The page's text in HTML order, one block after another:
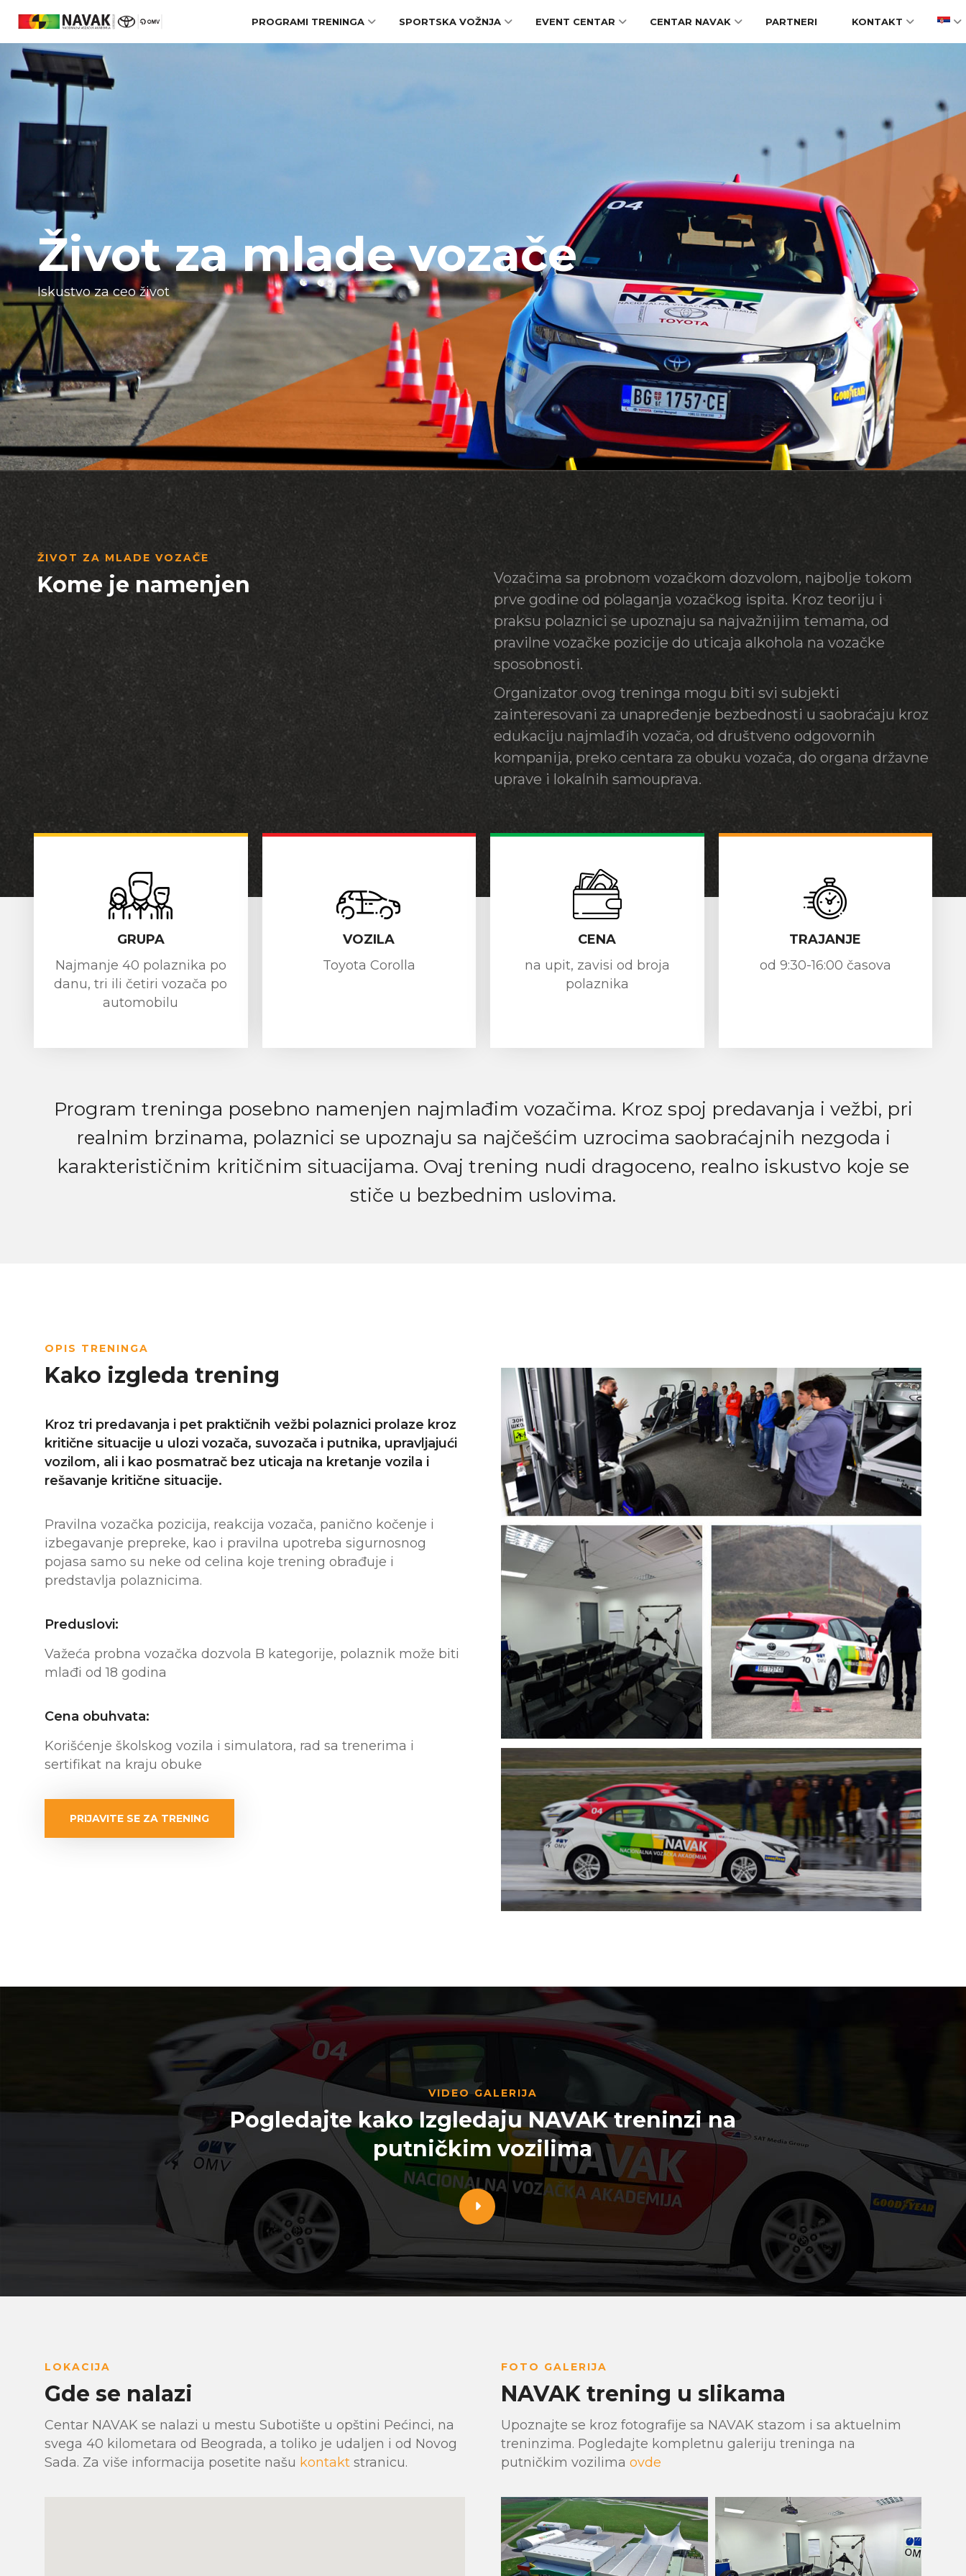
PROGRAMI TRENINGA SPORTSKA VOŽNJA EVENT CENTAR CENTAR NAVAK PARTNERI KONTAKT
Život za mlade vozače
Iskustvo za ceo život
ŽIVOT ZA MLADE VOZAČE
Kome je namenjen
Vozačima sa probnom vozačkom dozvolom, najbolje tokom
prve godine od polaganja vozačkog ispita. Kroz teoriju i
praksu polaznici se upoznaju sa najvažnijim temama, od
pravilne vozačke pozicije do uticaja alkohola na vozačke
sposobnosti.
Organizator ovog treninga mogu biti svi subjekti
zainteresovani za unapređenje bezbednosti u saobraćaju kroz
edukaciju najmlađih vozača, od društveno odgovornih
kompanija, preko centara za obuku vozača, do organa državne
uprave i lokalnih samouprava.
GRUPA
Najmanje 40 polaznika po
danu, tri ili četiri vozača po
automobilu
VOZILA
Toyota Corolla
CENA
na upit, zavisi od broja
polaznika
TRAJANJE
od 9:30-16:00 časova
Program treninga posebno namenjen najmlađim vozačima. Kroz spoj predavanja i vežbi, pri
realnim brzinama, polaznici se upoznaju sa najčešćim uzrocima saobraćajnih nezgoda i
karakterističnim kritičnim situacijama. Ovaj trening nudi dragoceno, realno iskustvo koje se
stiče u bezbednim uslovima.
OPIS TRENINGA
Kako izgleda trening
Kroz tri predavanja i pet praktičnih vežbi polaznici prolaze kroz
kritične situacije u ulozi vozača, suvozača i putnika, upravljajući
vozilom, ali i kao posmatrač bez uticaja na kretanje vozila i
rešavanje kritične situacije.
Pravilna vozačka pozicija, reakcija vozača, panično kočenje i
izbegavanje prepreke, kao i pravilna upotreba sigurnosnog
pojasa samo su neke od celina koje trening obrađuje i
predstavlja polaznicima.
Preduslovi:
Važeća probna vozačka dozvola B kategorije, polaznik može biti
mlađi od 18 godina
Cena obuhvata:
Korišćenje školskog vozila i simulatora, rad sa trenerima i
sertifikat na kraju obuke
PRIJAVITE SE ZA TRENING
VIDEO GALERIJA
Pogledajte kako Izgledaju NAVAK treninzi na
putničkim vozilima
LOKACIJA
Gde se nalazi
Centar NAVAK se nalazi u mestu Subotište u opštini Pećinci, na
svega 40 kilometara od Beograda, a toliko je udaljen i od Novog
Sada. Za više informacija posetite našu kontakt stranicu.
FOTO GALERIJA
NAVAK trening u slikama
Upoznajte se kroz fotografije sa NAVAK stazom i sa aktuelnim
treninzima. Pogledajte kompletnu galeriju treninga na
putničkim vozilima ovde